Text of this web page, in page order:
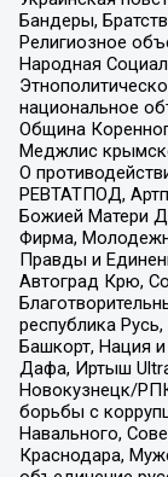
Бандеры,
Религиозное
Народная
национальное
Община
Меджлис
О
РЕВТАТПОД,
Божией Матери
Фирма,
Правды и
Автоград Крю,
республика
Башкорт, Нация
Дафа, Иртыш
Новокузнецк/
борьбы с
Навального,
Краснодара,